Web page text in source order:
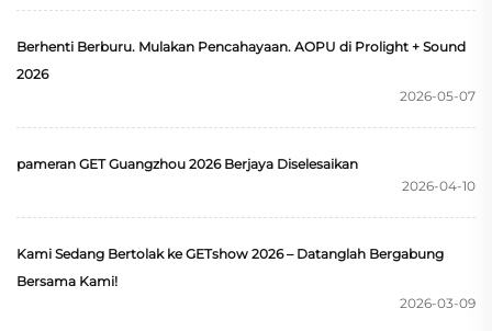
Berhenti Berburu. Mulakan Pencahayaan. AOPU di Prolight + Sound
2026
2026-05-07
pameran GET Guangzhou 2026 Berjaya Diselesaikan
2026-04-10
Kami Sedang Bertolak ke GETshow 2026 – Datanglah Bergabung
Bersama Kami!
2026-03-09